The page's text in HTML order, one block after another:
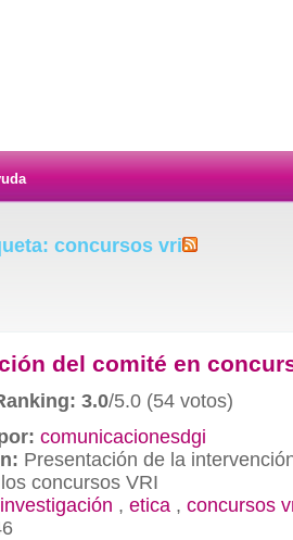
concursos vri
del comité en
3.0/5.0 (54 votos)
comunicacionesdgi
Presentación de la
concursos VRI
investigación , etica , concursos